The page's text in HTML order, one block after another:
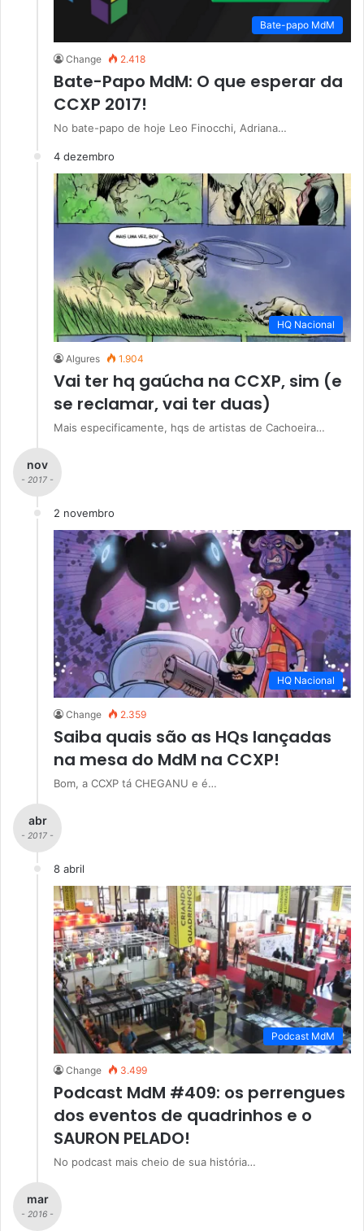
Bate-papo MdM
Change 2.418
Bate-Papo MdM: O que esperar da
CCXP 2017!
No bate-papo de hoje Leo Finocchi, Adriana…
4 dezembro
HQ Nacional
Algures 1.904
Vai ter hq gaúcha na CCXP, sim (e
se reclamar, vai ter duas)
Mais especificamente, hqs de artistas de Cachoeira…
nov
- 2017 -
2 novembro
HQ Nacional
Change 2.359
Saiba quais são as HQs lançadas
na mesa do MdM na CCXP!
Bom, a CCXP tá CHEGANU e é…
abr
- 2017 -
8 abril
Podcast MdM
Change 3.499
Podcast MdM #409: os perrengues
dos eventos de quadrinhos e o
SAURON PELADO!
No podcast mais cheio de sua história…
mar
- 2016 -